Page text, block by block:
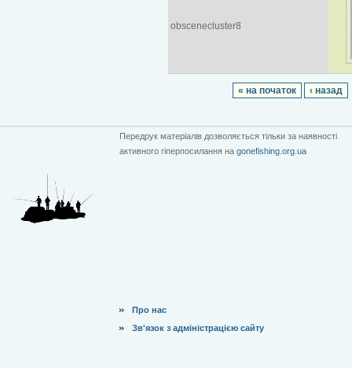
obscenecluster8
« на початок ‹ назад
Передрук матеріалів дозволяється тільки за наявності
активного гіперпосилання на gonefishing.org.ua
Про нас
Зв'язок з адміністрацією сайту